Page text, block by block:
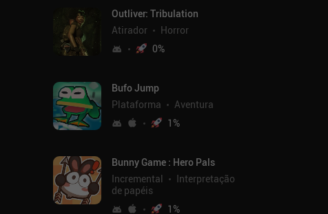
Outliver: Tribulation
Atirador
Horror
0%
Bufo Jump
Plataforma
Aventura
1%
Bunny Game : Hero Pals
Incremental
Interpretação
de papéis
1%